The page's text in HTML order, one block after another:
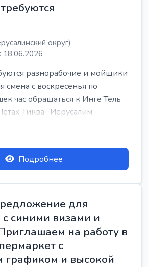
округ)
18.06.2026
разнорабочие и мойщики
смена с воскресенья по
час обращаться к Инге Тель
Тиква- Иерусалим
Подробнее
для
с синими визами и
на работу в
с
графиком и высокой